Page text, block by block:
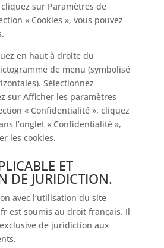
sur Paramètres de
« Cookies », vous pouvez
en haut à droite du
de menu (symbolisé
Sélectionnez
sur Afficher les paramètres
« Confidentialité », cliquez
l’onglet « Confidentialité »,
les cookies.
ET
DE JURIDICTION.
avec l’utilisation du site
est soumis au droit français. Il
de juridiction aux